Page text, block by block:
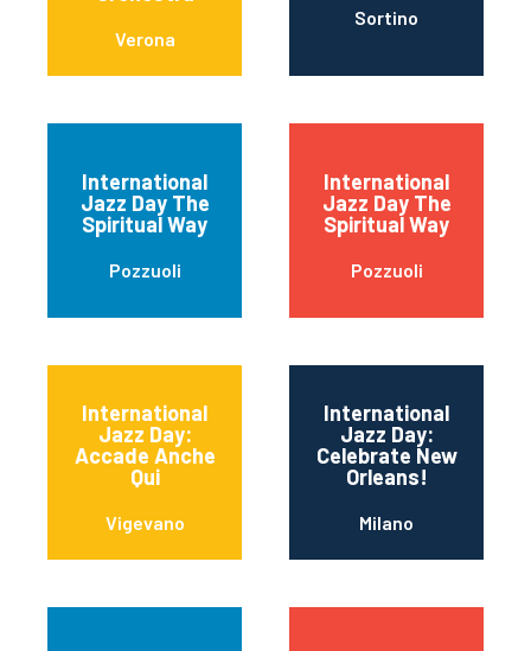
Verona
Sortino
International
Jazz Day The
Spiritual Way
Pozzuoli
International
Jazz Day The
Spiritual Way
Pozzuoli
International
Jazz Day:
Accade Anche
Qui
Vigevano
International
Jazz Day:
Celebrate New
Orleans!
Milano